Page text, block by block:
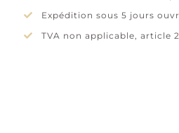
Expédition sous 5 jours
TVA non applicable, article